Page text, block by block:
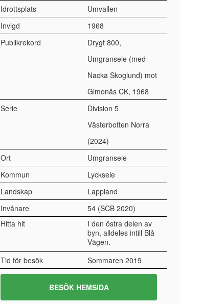
Idrottsplats
Umvallen
Invigd
1968
Publikrekord
Drygt 800,
Umgransele (med
Nacka Skoglund) mot
Gimonäs CK, 1968
Serie
Division 5
Västerbotten Norra
(2024)
Ort
Umgransele
Kommun
Lycksele
Landskap
Lappland
Invånare
54 (SCB 2020)
Hitta hit
I den östra delen av
byn, alldeles intill Blå
Vägen.
Tid för besök
Sommaren 2019
BESÖK HEMSIDA